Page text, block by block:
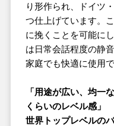
り形作られ、ドイツ
つ仕上げています。
に挽くことを可能に
は日常会話程度の静
家庭でも快適に使用で
「用途が広い、均一
くらいのレベル感」
世界トップレベルの